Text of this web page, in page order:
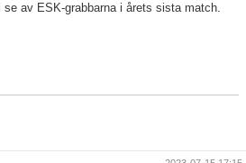
av ESK-grabbarna i årets sista match.